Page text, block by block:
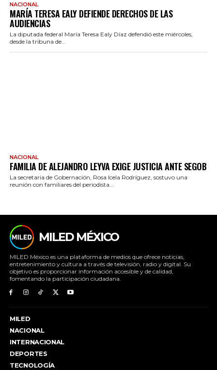
NACIONAL
MARÍA TERESA EALY DEFIENDE DERECHOS DE LAS
AUDIENCIAS
La diputada federal María Teresa Ealy Díaz defendió este miércoles,
desde la tribuna de...
NACIONAL
FAMILIA DE ALEJANDRO LEYVA EXIGE JUSTICIA ANTE SEGOB
La secretaria de Gobernación, Rosa Icela Rodríguez, sostuvo una
reunión con familiares del periodista...
MILED MÉXICO
MILED México es una plataforma de medios que ofrece noticias,
entretenimiento y cultura a través de televisión, radio y digital. Su
objetivo es proporcionar información accesible y de calidad,
fomentando la participación ciudadana.
MILED
NACIONAL
INTERNACIONAL
DEPORTES
TECNOLOGÍA